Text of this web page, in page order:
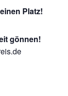
Platz!
gönnen!